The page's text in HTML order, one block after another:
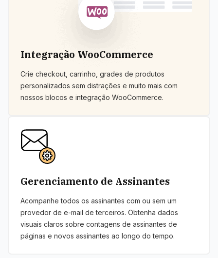
Integração WooCommerce
Crie checkout, carrinho, grades de produtos
personalizados sem distrações e muito mais com
nossos blocos e integração WooCommerce.
Gerenciamento de Assinantes
Acompanhe todos os assinantes com ou sem um
provedor de e-mail de terceiros. Obtenha dados
visuais claros sobre contagens de assinantes de
páginas e novos assinantes ao longo do tempo.